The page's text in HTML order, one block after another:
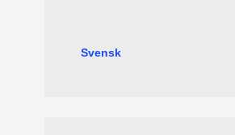
Svensk